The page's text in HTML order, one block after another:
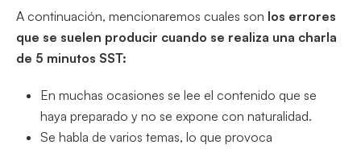
A continuación, mencionaremos cuales son los errores
que se suelen producir cuando se realiza una charla
de 5 minutos SST:
En muchas ocasiones se lee el contenido que se
haya preparado y no se expone con naturalidad.
Se habla de varios temas, lo que provoca